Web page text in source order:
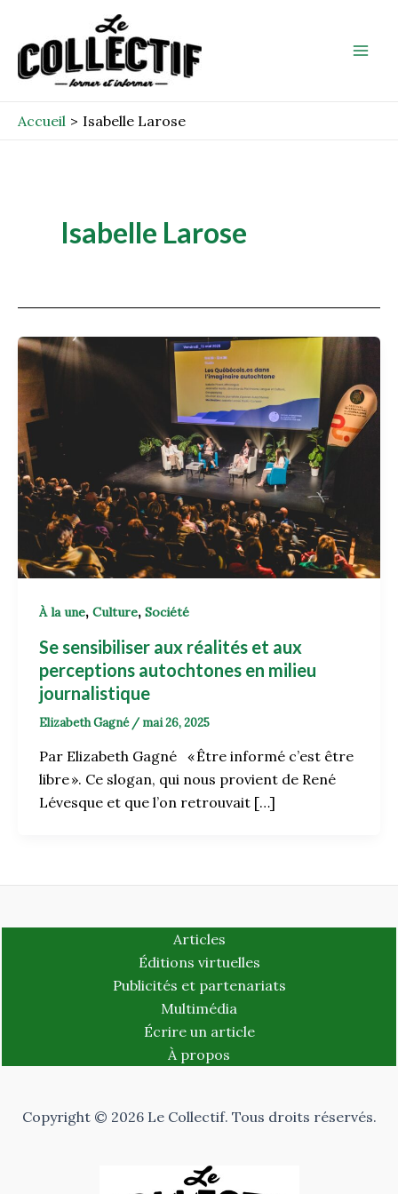
contenu
Accueil Isabelle Larose
Isabelle Larose
À la une, Culture, Société
Se sensibiliser aux réalités et aux
perceptions autochtones en milieu
journalistique
Elizabeth Gagné / mai 26, 2025
Par Elizabeth Gagné « Être informé c’est être
libre ». Ce slogan, qui nous provient de René
Lévesque et que l’on retrouvait […]
Articles
Éditions virtuelles
Publicités et partenariats
Multimédia
Écrire un article
À propos
Copyright © 2026 Le Collectif. Tous droits réservés.